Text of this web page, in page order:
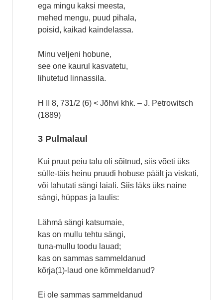
ega mingu kaksi meesta,
mehed mengu, puud pihala,
poisid, kaikad kaindelassa.
Minu veljeni hobune,
see one kaurul kasvatetu,
lihutetud linnassila.
H II 8, 731/2 (6) < Jõhvi khk. – J. Petrowitsch
(1889)
3 Pulmalaul
Kui pruut peiu talu oli sõitnud, siis võeti üks
sülle-täis heinu pruudi hobuse päält ja viskati,
või lahutati sängi laiali. Siis läks üks naine
sängi, hüppas ja laulis:
Lähmä sängi katsumaie,
kas on mullu tehtu sängi,
tuna-mullu toodu lauad;
kas on sammas sammeldanud
kõrja(1)-laud one kõmmeldanud?
Ei ole sammas sammeldanud